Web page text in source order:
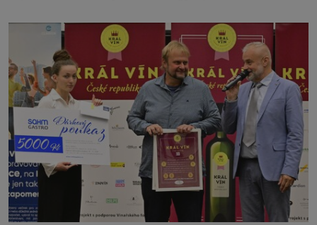
nedávno přečetli. Je to opravdu tak, s věkem jako
kdyby se paměť rozhodla stávkovat. Cvičte